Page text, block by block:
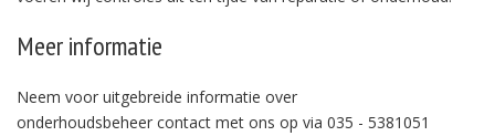
Meer informatie
Neem voor uitgebreide informatie over
onderhoudsbeheer contact met ons op via 035 - 5381051